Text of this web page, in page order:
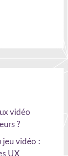
vidéo
?
jeu vidéo :
UX